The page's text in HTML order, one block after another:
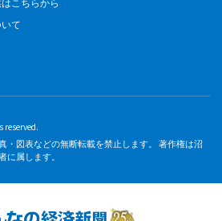
こちらから
て
reserved.
・図表などの無断転載を禁止します。 著作権は沼
に属します。